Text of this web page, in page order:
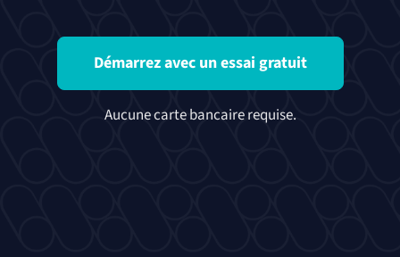
Démarrez avec un essai gratuit
Aucune carte bancaire requise.